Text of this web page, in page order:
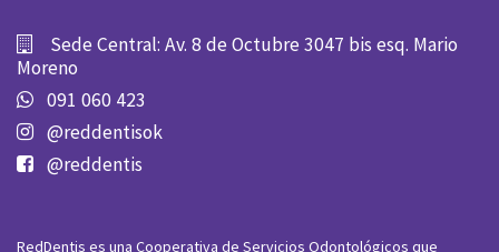
Sede Central: Av. 8 de Octubre 3047 bis esq. Mario
Moreno
091 060 423
@reddentisok
@reddentis
RedDentis es una Cooperativa de Servicios Odontológicos que